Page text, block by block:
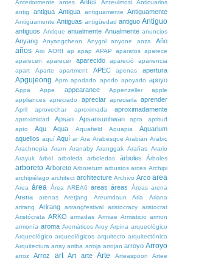
Anteriormente antes Antes Anteulmosi
Anticuarios
antig
antigua Antigua antiguamente Antiguamente
Antigüamente Antiguas antigüedad antiguo Antiguo
antiguos Antique anualmente Anualmente anuncios
Anyang Anyangcheon Anygol anyone anza Año
años Aoi AORI ap apap APAP aparatos aparece
aparecen
aparecer aparecido apareció
apariencia
apart
Aparte apartment APEC apenas apertura
Apgujeong Apm apodado apodo apoyado apoyo
Appa Appe appearance Appenzeller
apple
appliances apreciado apreciar apreciarla aprender
April aprovechar aproximada aproximadamente
aproximidad Apsan Apsansunhwan apta
aptitud
apto
Aqu Aqua Aquafield Aquapia
Aquarium
aquellos aquí Aquí ar Ara Arabesque Arabian Arabic
Arachnopia
Aram Aranaby Aranggak Arañas Arario
Arayuk
árbol arboleda arboledas árboles Árboles
arboreto Arboreto Arboretum arbustos arces Archipi
archipiélago architect architecture Archivo Arco area
Area área Área AREA6 areas áreas Áreas arena
Arena arenas Aretjang Areumdaun Aria
Ariana
arirang
Arirang arirangfestival aristocracy
aristocrat
Aristócrata ARKO armadas Armiae Armisticio armon
armonía aroma Aromáticos Aroy Arpina arqueológico
Arqueológico arqueológicos arquitecto arquitectónica
Arquitectura array arriba arroja arrojan arroyo Arroyo
arroz Arroz art Art arte Arte Arteaspoon
Artee